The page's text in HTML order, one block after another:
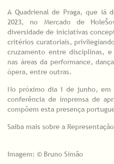
A Quadrienal de Praga, que iá
2023, no Mercado de
diversidade de iniciativas
critérios curatoriais,
cruzamento entre disciplinas, e
nas áreas da performance,
ópera, entre outras.
No próximo dia 1 de junho, em
conferência de imprensa de
compõem esta presença
Saiba mais sobre a
Imagem: © Bruno Simão